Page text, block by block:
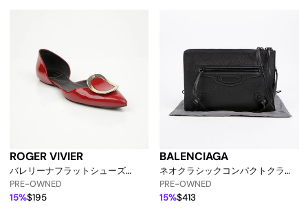
ROGER VIVIER
バレリーナフラットシューズ
157638740 [p]
PRE-OWNED
15%$195
BALENCIAGA
ネオクラシックコンパクトクラッ
チショルダーバッグ 640113
155912752 [p]
PRE-OWNED
15%$413